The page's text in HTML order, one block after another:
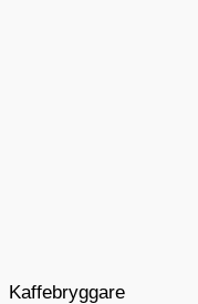
Kaffebryggare